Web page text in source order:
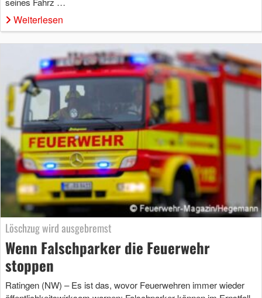
Weiterlesen
Löschzug wird ausgebremst
Wenn Falschparker die Feuerwehr
stoppen
Ratingen (NW) – Es ist das, wovor Feuerwehren immer wieder